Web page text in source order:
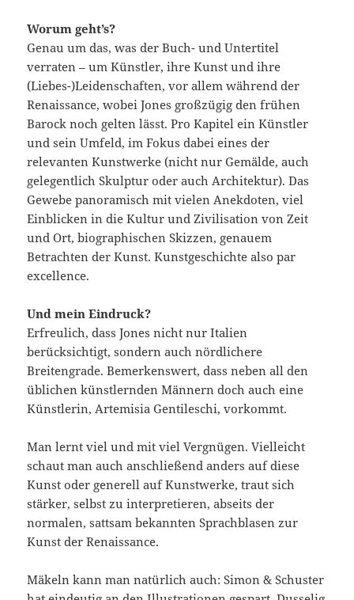
Worum geht’s?
Genau um das, was der Buch- und Untertitel
verraten – um Künstler, ihre Kunst und ihre
(Liebes-)Leidenschaften, vor allem während der
Renaissance, wobei Jones großzügig den frühen
Barock noch gelten lässt. Pro Kapitel ein Künstler
und sein Umfeld, im Fokus dabei eines der
relevanten Kunstwerke (nicht nur Gemälde, auch
gelegentlich Skulptur oder auch Architektur). Das
Gewebe panoramisch mit vielen Anekdoten, viel
Einblicken in die Kultur und Zivilisation von Zeit
und Ort, biographischen Skizzen, genauem
Betrachten der Kunst. Kunstgeschichte also par
excellence.
Und mein Eindruck?
Erfreulich, dass Jones nicht nur Italien
berücksichtigt, sondern auch nördlichere
Breitengrade. Bemerkenswert, dass neben all den
üblichen künstlernden Männern doch auch eine
Künstlerin, Artemisia Gentileschi, vorkommt.
Man lernt viel und mit viel Vergnügen. Vielleicht
schaut man auch anschließend anders auf diese
Kunst oder generell auf Kunstwerke, traut sich
stärker, selbst zu interpretieren, abseits der
normalen, sattsam bekannten Sprachblasen zur
Kunst der Renaissance.
Mäkeln kann man natürlich auch: Simon & Schuster